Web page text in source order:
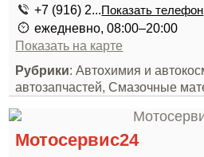
+7 (916) 2...Показать телефон
ежедневно, 08:00–20:00
Показать на карте
Рубрики: Автохимия и
автозапчастей, Смазочные
Мотосервис24